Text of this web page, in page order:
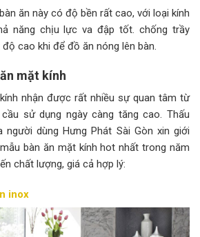
ăn này có độ bền rất cao, với loại kính
năng chịu lực va đập tốt. chống trầy
cao khi để đồ ăn nóng lên bàn.
mặt kính
nhận được rất nhiều sự quan tâm từ
sử dụng ngày càng tăng cao. Thấu
dùng Hưng Phát Sài Gòn xin giới
bàn ăn mặt kính hot nhất trong năm
chất lượng, giá cả hợp lý:
inox